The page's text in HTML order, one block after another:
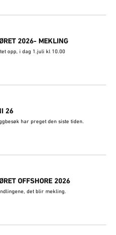
2026- MEKLING
opp, i dag 1.juli kl 10.00
26
har preget den siste tiden.
OFFSHORE 2026
det blir mekling.